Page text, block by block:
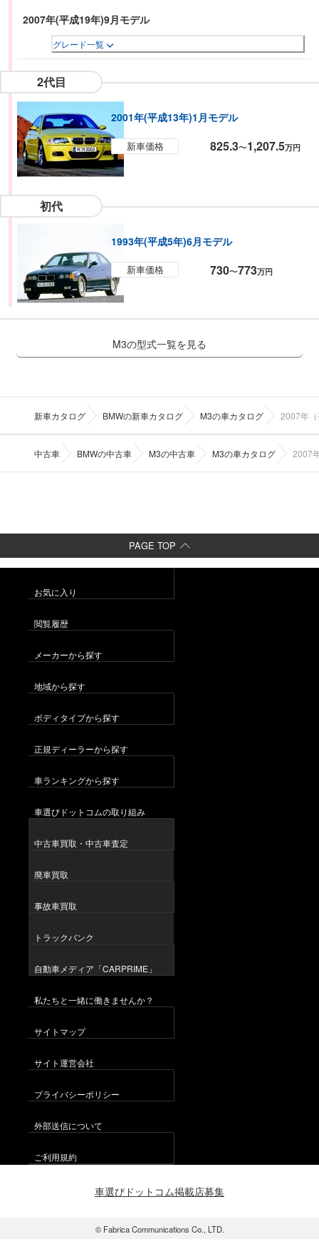
2007年(平成19年)9月モデル
グレード一覧
2代目
2001年(平成13年)1月モデル
新車価格 825.3〜1,207.5万円
初代
1993年(平成5年)6月モデル
新車価格 730〜773万円
M3の型式一覧を見る
新車カタログ BMWの新車カタログ M3の車カタログ 2007年
中古車 BMWの中古車 M3の中古車 M3の車カタログ 2007
PAGE TOP
お気に入り
閲覧履歴
メーカーから探す
地域から探す
ボディタイプから探す
正規ディーラーから探す
車ランキングから探す
車選びドットコムの取り組み
中古車買取・中古車査定
廃車買取
事故車買取
トラックバンク
自動車メディア「CARPRIME」
私たちと一緒に働きませんか？
サイトマップ
サイト運営会社
プライバシーポリシー
外部送信について
ご利用規約
車選びドットコム掲載店募集
© Fabrica Communications Co., LTD.